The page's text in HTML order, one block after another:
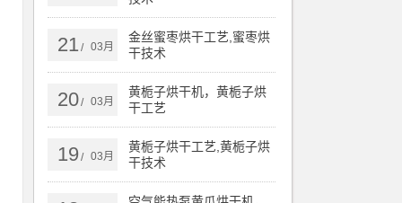
21 / 03月
金丝蜜枣烘干工艺,蜜枣烘
干技术
20/ 03月
黄栀子烘干机，黄栀子烘
干工艺
19/ 03月
黄栀子烘干工艺,黄栀子烘
干技术